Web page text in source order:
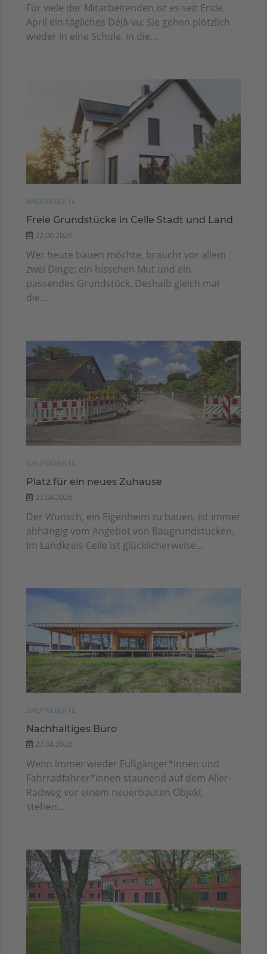
Für viele der Mitarbeitenden ist es seit Ende
April ein tägliches Déjà-vu: Sie gehen plötzlich
wieder in eine Schule, in die...
BAUPROJEKTE
Freie Grundstücke in Celle Stadt und Land
22.06.2026
Wer heute bauen möchte, braucht vor allem
zwei Dinge: ein bisschen Mut und ein
passendes Grundstück. Deshalb gleich mal
die...
BAUPROJEKTE
Platz für ein neues Zuhause
27.04.2026
Der Wunsch, ein Eigenheim zu bauen, ist immer
abhängig vom Angebot von Baugrundstücken.
Im Landkreis Celle ist glücklicherweise...
BAUPROJEKTE
Nachhaltiges Büro
27.04.2026
Wenn immer wieder Fuß­gänger*innen und
Fahr­rad­fahrer*innen staunend auf dem Aller-
Radweg vor einem neuerbauten Objekt
stehen...